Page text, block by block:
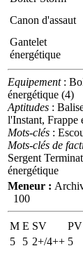
Canon d'assaut
Gantelet
énergétique
Equipement:
énergétique (4)
Aptitudes :
l'Instant, Frappe
Mots-clés :
Mots-clés de
Sergent
énergétique
Meneur :
100
M E SV PV
5
5 2+/4++ 5